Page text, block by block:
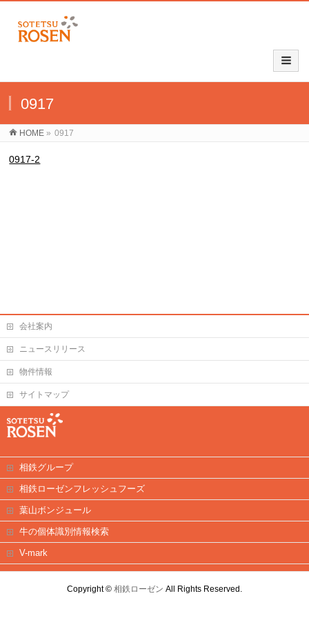
0917
HOME » 0917
0917-2
会社案内
ニュースリリース
物件情報
サイトマップ
相鉄グループ
相鉄ローゼンフレッシュフーズ
葉山ボンジュール
牛の個体識別情報検索
V-mark
Copyright © 相鉄ローゼン All Rights Reserved.